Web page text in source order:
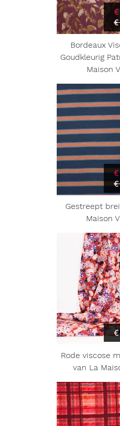
Bordeaux
Goudkleurig
Maison
Gestreept
Maison
Rode viscose
van La